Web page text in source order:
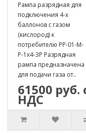
Рампа разрядная для
подключения 4-х
баллонов с газом
(кислород) к
потребителю РР-01-М-
Р-1х4-ЗР Разрядная
рампа предназначена
для подачи газа от..
61500 руб.
НДС